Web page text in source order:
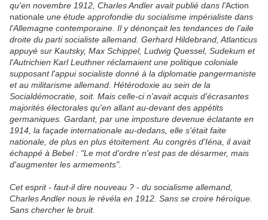
qu'en novembre 1912, Charles Andler avait publié dans l'Action
nationale une étude approfondie du socialisme impérialiste dans
l'Allemagne contemporaine. Il y dénonçait les tendances de l'aile
droite du parti socialiste allemand. Gerhard Hildebrand, Atlanticus
appuyé sur Kautsky, Max Schippel, Ludwig Quessel, Sudekum et
l'Autrichien Karl Leuthner réclamaient une politique coloniale
supposant l'appui socialiste donné à la diplomatie pangermaniste
et au militarisme allemand. Hétérodoxie au sein de la
Socialdémocratie, soit. Mais celle-ci n'avait acquis d'écrasantes
majorités électorales qu'en allant au-devant des appétits
germaniques. Gardant, par une imposture devenue éclatante en
1914, la façade internationale au-dedans, elle s'était faite
nationale, de plus en plus étoitement. Au congrès d'Iéna, il avait
échappé à Bebel : "Le mot d'ordre n'est pas de désarmer, mais
d'augmenter les armements".
Cet esprit - faut-il dire nouveau ? - du socialisme allemand,
Charles Andler nous le révéla en 1912. Sans se croire héroïque.
Sans chercher le bruit.